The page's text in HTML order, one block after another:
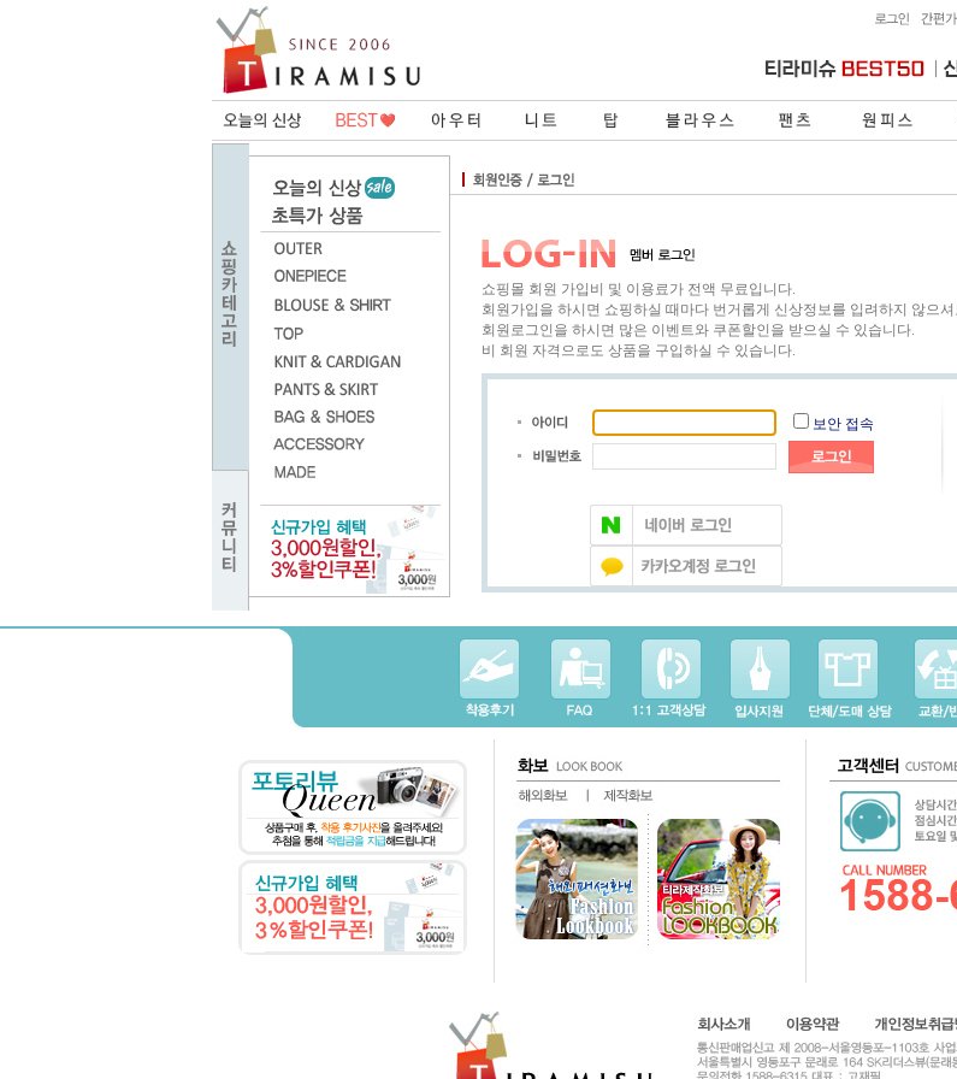
쇼핑몰 회원 가입비 및 이용료가 전액 무료입니다.
회원가입을 하시면 쇼핑하실 때마다 번거롭게 신상정보를 입려하지 않으셔
회원로그인을 하시면 많은 이벤트와 쿠폰할인을 받으실 수 있습니다.
비 회원 자격으로도 상품을 구입하실 수 있습니다.
보안 접속